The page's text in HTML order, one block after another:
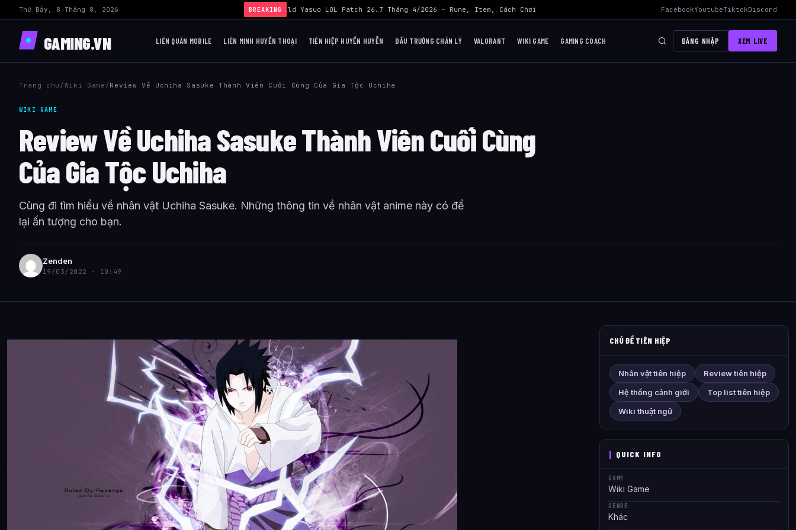
Thứ Bảy, 8 Tháng 8, 2026 BREAKING
› Build Yasuo LOL Patch 26.7 Tháng 4/2026 – Rune, Item, Cách Chơi Mid Hiệu Quả Nhất AWC 2026 Liên Quân Mobile – Lịch Thi Đấu,
FacebookYoutubeTiktokDiscord
GAMING.VN LIÊN QUÂN MOBILE LIÊN MINH HUYỀN THOẠI TIÊN HIỆP HUYỀN HUYỄN ĐẤU TRƯỜNG CHÂN LÝ VALORANT WIKI GAME GAMING COACH ĐĂNG NHẬP XEM LIVE
Trang chu /Wiki Game /Review Về Uchiha Sasuke Thành Viên Cuối Cùng Của Gia Tộc Uchiha
WIKI GAME
Review Về Uchiha Sasuke Thành Viên Cuối Cùng
Của Gia Tộc Uchiha
Cùng đi tìm hiểu về nhân vật Uchiha Sasuke. Những thông tin về nhân vật anime này có để
lại ấn tượng cho bạn.
Zenden
19/03/2022 - 10:49
CHỦ ĐỀ TIÊN HIỆP
Nhân vật tiên hiệp
Review tiên hiệp
Hệ thống cảnh giới
Top list tiên hiệp
Wiki thuật ngữ
QUICK INFO
GAME
Wiki Game
GENRE
Khác